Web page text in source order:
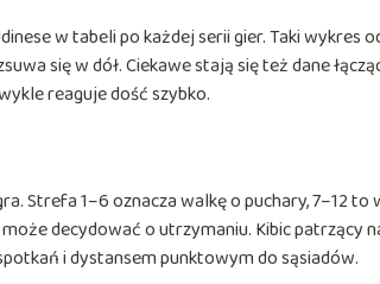
w tabeli po każdej serii gier. Taki wykres
się w dół. Ciekawe stają się też dane
reaguje dość szybko.
Strefa 1–6 oznacza walkę o puchary, 7–12 to
decydować o utrzymaniu. Kibic patrzący
i dystansem punktowym do sąsiadów.